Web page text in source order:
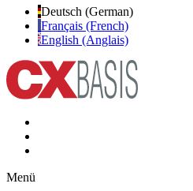
Deutsch (German)
Français (French)
English (Anglais)
Menü